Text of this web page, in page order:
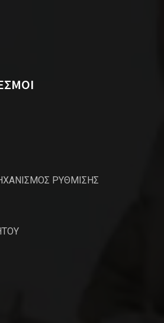
ΡΥΘΜΙΣΗΣ